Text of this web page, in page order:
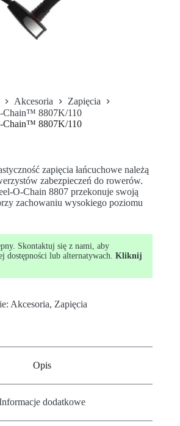
Akcesoria
Zapięcia
Chain™ 8807K/110
Chain™ 8807K/110
zapięcia łańcuchowe należą
zabezpieczeń do rowerów.
O-Chain 8807 przekonuje swoją
zachowaniu wysokiego poziomu
Skontaktuj się z nami, aby
dostępności lub alternatywach. Kliknij
Akcesoria, Zapięcia
Opis
dodatkowe